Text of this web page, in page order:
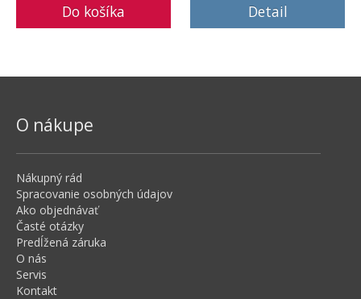
Detail
O nákupe
Nákupný rád
Spracovanie osobných údajov
Ako objednávať
Časté otázky
Predĺžená záruka
O nás
Servis
Kontakt